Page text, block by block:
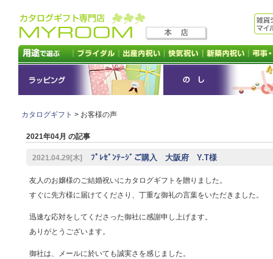
カタログギフト > お客様の声
2021年04月 の記事
2021.04.29[木] ﾌﾟﾚｾﾞﾝﾃｰｼﾞご購入 大阪府 Y.T様
友人のお嬢様のご結婚祝いにカタログギフトを贈りました。
すぐに先方様に届けてくださり、丁重な御礼の言葉をいただきました。
迅速な応対をしてくださった御社に感謝申し上げます。
ありがとうございます。
御社は、メールに於いても誠実さを感じました。